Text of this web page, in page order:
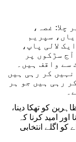
چلا: غصہ،
سپریم
لالی پاپ،
آج سڑکوں پر
واقف ہیں۔
کر رہی ہیں
رہی ہیں جو ہر
کو تھکا دینا،
امید کرنا کہ
اگلے انتخابی